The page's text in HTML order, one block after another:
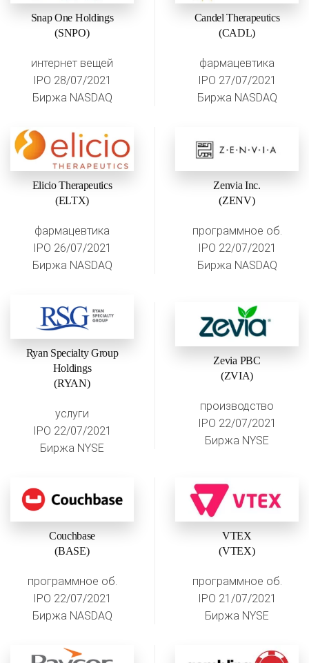
Snap One Holdings
(SNPO)
интернет вещей
IPO 28/07/2021
Биржа NASDAQ
Candel Therapeutics
(CADL)
фармацевтика
IPO 27/07/2021
Биржа NASDAQ
Elicio Therapeutics
(ELTX)
фармацевтика
IPO 26/07/2021
Биржа NASDAQ
Zenvia Inc.
(ZENV)
программное об.
IPO 22/07/2021
Биржа NASDAQ
Ryan Specialty Group
Holdings
(RYAN)
услуги
IPO 22/07/2021
Биржа NYSE
Zevia PBC
(ZVIA)
производство
IPO 22/07/2021
Биржа NYSE
Couchbase
(BASE)
программное об.
IPO 22/07/2021
Биржа NASDAQ
VTEX
(VTEX)
программное об.
IPO 21/07/2021
Биржа NYSE